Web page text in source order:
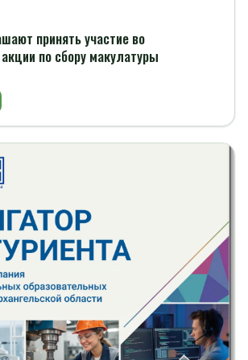
принять участие во
по сбору макулатуры